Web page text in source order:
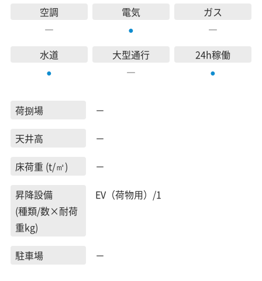
空調
―
電気
●
ガス
―
水道
●
大型通行
―
24h稼働
●
荷捌場
－
天井高
－
床荷重 (t/㎡)
－
昇降設備
(種類/数×耐荷
重kg)
EV（荷物用）/1
駐車場 －